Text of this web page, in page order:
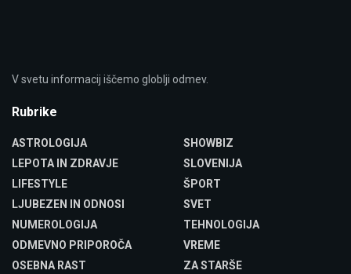
V svetu informacij iščemo globlji odmev.
Rubrike
ASTROLOGIJA
LEPOTA IN ZDRAVJE
LIFESTYLE
LJUBEZEN IN ODNOSI
NUMEROLOGIJA
ODMEVNO PRIPOROČA
OSEBNA RAST
SHOWBIZ
SLOVENIJA
ŠPORT
SVET
TEHNOLOGIJA
VREME
ZA STARŠE